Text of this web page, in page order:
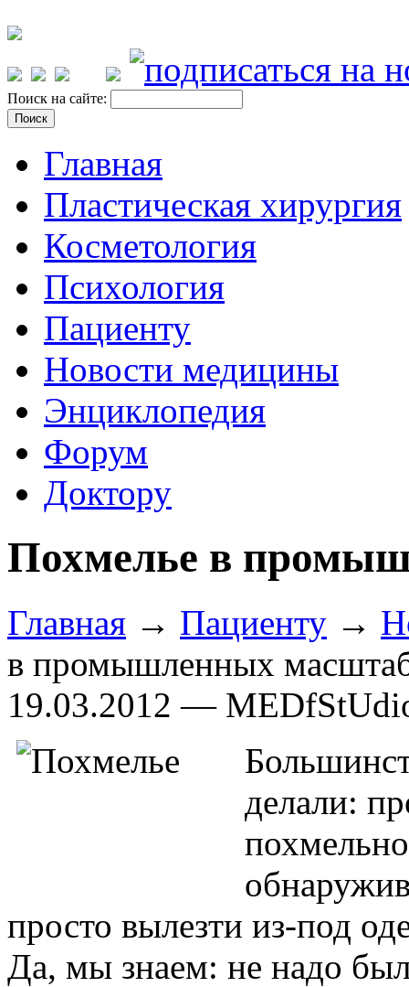
Поиск на сайте:
Главная
Пластическая хирургия
Косметология
Психология
Пациенту
Новости медицины
Энциклопедия
Форум
Доктору
Похмелье в
Главная → Пациенту →
в промышленных
19.03.2012 —
делали:
просто вылезти из-под
Да, мы знаем: не надо